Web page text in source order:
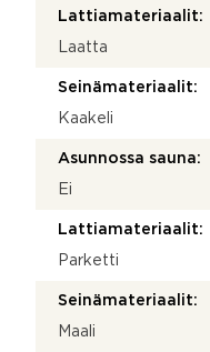
Lattiamateriaalit:
Laatta
Seinämateriaalit:
Kaakeli
Asunnossa sauna:
Ei
Lattiamateriaalit:
Parketti
Seinämateriaalit:
Maali